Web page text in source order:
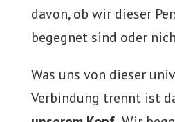
davon, ob wir dieser
begegnet sind oder
Was uns von dieser
Verbindung trennt ist